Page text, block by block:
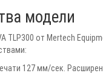
модели
TLP300 от Mertech
127 мм/сек.